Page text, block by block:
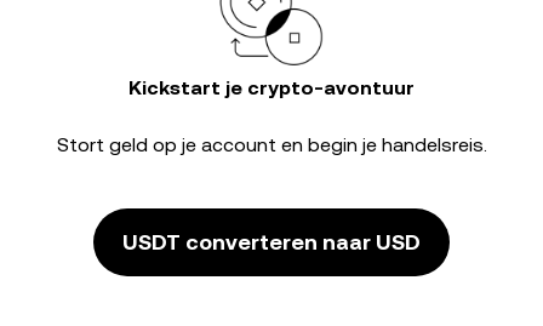
Kickstart je crypto-avontuur
Stort geld op je account en begin je handelsreis.
USDT converteren naar USD